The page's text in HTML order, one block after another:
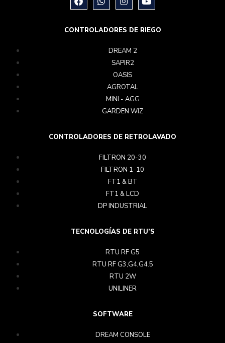
CONTROLADORES DE RIEGO
DREAM 2
SAPIR2
OASIS
AGROTAL
MINI - AGG
GARDEN WIZ
CONTROLADORES DE RETROLAVADO
FILTRON 20-30
FILTRON 1-10
FT1 & BT
FT1 & LCD
DP INDUSTRIAL
TECNOLOGÍAS DE RTU’S
RTU RF G5
RTU RF G3,G4,G4.5
RTU 2W
UNILINER
SOFTWARE
DREAM CONSOLE